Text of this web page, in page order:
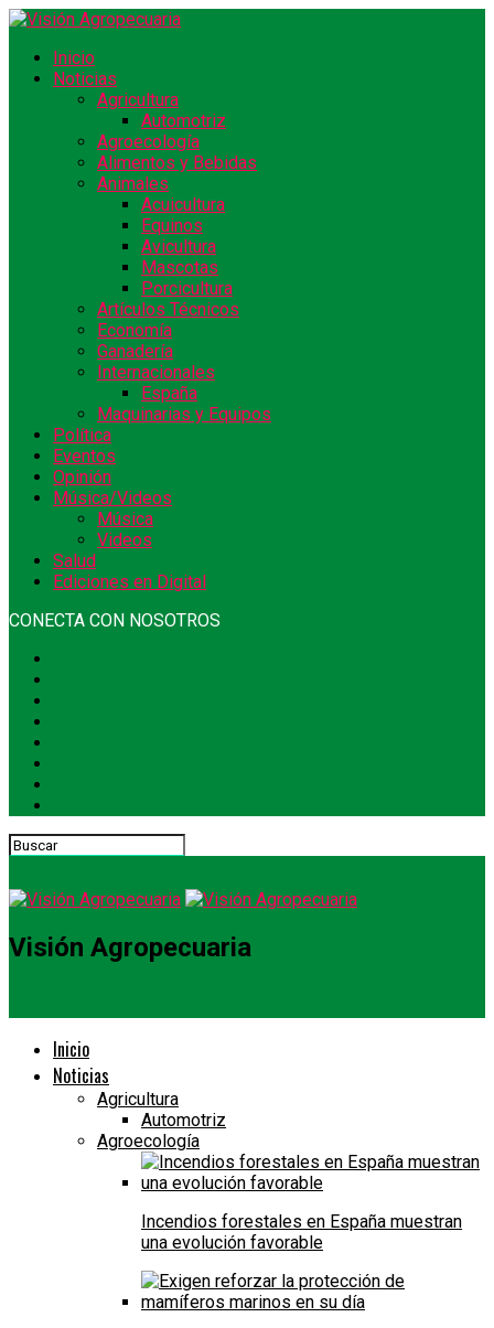
Inicio
Noticias
Agricultura
Automotriz
Agroecología
Alimentos y Bebidas
Animales
Acuicultura
Equinos
Avicultura
Mascotas
Porcicultura
Artículos Técnicos
Economía
Ganadería
Internacionales
España
Maquinarias y Equipos
Política
Eventos
Opinión
Música/Videos
Música
Videos
Salud
Ediciones en Digital
CONECTA CON NOSOTROS
Visión Agropecuaria
Inicio
Noticias
Agricultura
Automotriz
Agroecología
Incendios forestales en España muestran
una evolución favorable